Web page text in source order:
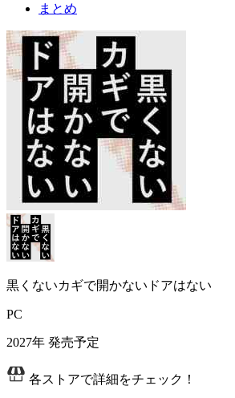
まとめ
黒くないカギで開かないドアはない
PC
2027年 発売予定
各ストアで詳細をチェック！